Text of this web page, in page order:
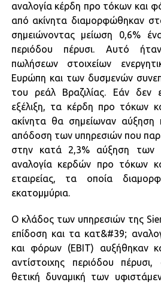
αναλογία κέρδη προ τόκων και
από ακίνητα διαμορφώθηκαν
σημειώνοντας μείωση 0,6%
περιόδου πέρυσι. Αυτό
πωλήσεων στοιχείων
Ευρώπη και των δυσμενών
του ρεάλ Βραζιλίας. Εάν δεν
εξέλιξη, τα κέρδη προ τόκων
ακίνητα θα σημείωναν αύξηση
απόδοση των υπηρεσιών που
στην κατά 2,3% αύξηση των
αναλογία κερδών προ τόκων
εταιρείας, τα οποία
εκατομμύρια.
Ο κλάδος των υπηρεσιών της
επίδοση και τα κατ&#39;
και φόρων (EBIT) αυξήθηκαν
αντίστοιχης περιόδου
θετική δυναμική των